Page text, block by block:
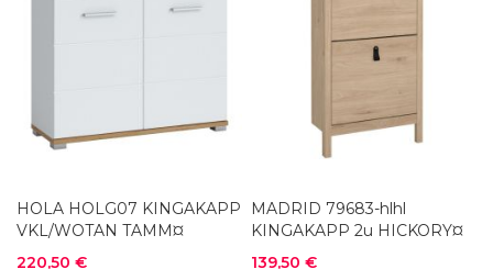
HOLA HOLG07 KINGAKAPP
VKL/WOTAN TAMM¤
Soodushind
220,50 €
MADRID 79683-hlhl
KINGAKAPP 2u HICKORY¤
Soodushind
139,50 €